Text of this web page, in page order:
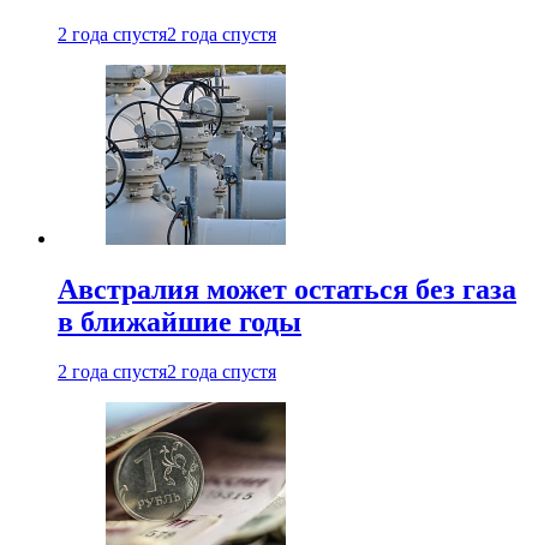
2 года спустя2 года спустя
Австралия может остаться без газа
в ближайшие годы
2 года спустя2 года спустя